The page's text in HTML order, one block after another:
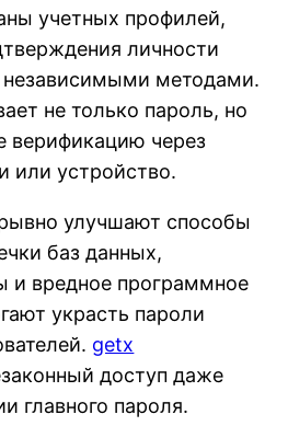
учетных профилей,
личности
независимыми методами.
не только пароль, но
верификацию через
или устройство.
улучшают способы
баз данных,
и вредное программное
украсть пароли
getx
доступ даже
главного пароля.